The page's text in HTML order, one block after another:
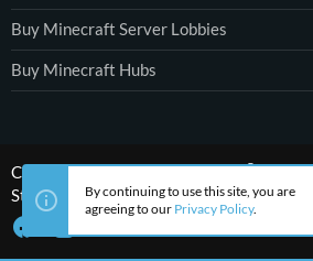
Buy Minecraft Server Lobbies
Buy Minecraft Hubs
Community platform by XenForo® ©
Style by ThemeHouse
By continuing to use this site, you are
agreeing to our Privacy Policy.